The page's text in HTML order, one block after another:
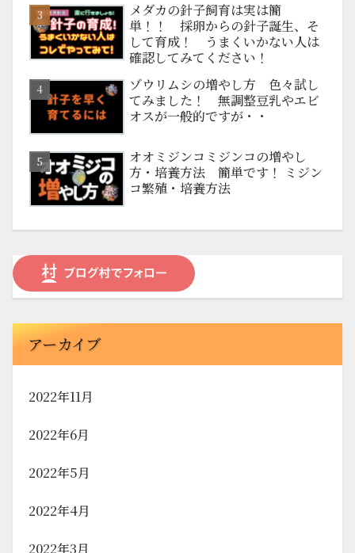
メダカの針子飼育は実は簡
単！！ 採卵からの針子誕生、そ
して育成！ うまくいかない人は
確認してみてください！
ゾウリムシの増やし方 色々試し
てみました！ 無調整豆乳やエビ
オスが一般的ですが・・
オオミジンコミジンコの増やし
方・培養方法 簡単です！ ミジン
コ繁殖・培養方法
アーカイブ
2022年11月
2022年6月
2022年5月
2022年4月
2022年3月